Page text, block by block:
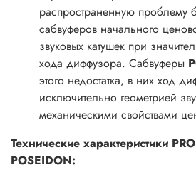
распространенную проблему
сабвуферов начального
звуковых катушек при
хода диффузора. Сабвуферы
этого недостатка, в них ход
исключительно геометрией
механическими свойствами
Технические характеристики
POSEIDON: